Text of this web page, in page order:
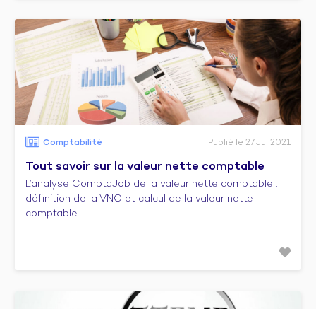
Comptabilité Publié le 27 Jul 2021
Tout savoir sur la valeur nette comptable
L’analyse ComptaJob de la valeur nette comptable :
définition de la VNC et calcul de la valeur nette
comptable